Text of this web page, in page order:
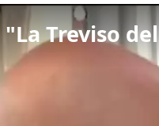
Treviso